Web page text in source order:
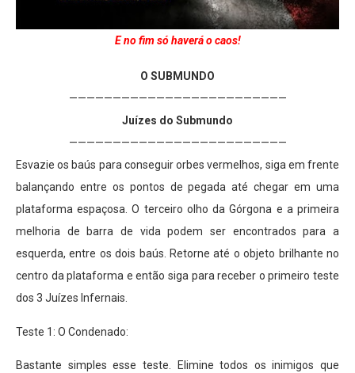
E no fim só haverá o caos!
O SUBMUNDO
—————————————————————————
Juízes do Submundo
—————————————————————————
Esvazie os baús para conseguir orbes vermelhos, siga em frente
balançando entre os pontos de pegada até chegar em uma
plataforma espaçosa. O terceiro olho da Górgona e a primeira
melhoria de barra de vida podem ser encontrados para a
esquerda, entre os dois baús. Retorne até o objeto brilhante no
centro da plataforma e então siga para receber o primeiro teste
dos 3 Juízes Infernais.
Teste 1: O Condenado:
Bastante simples esse teste. Elimine todos os inimigos que